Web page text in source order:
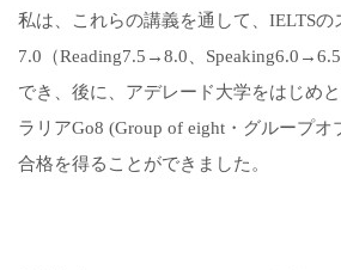
私は、これらの講義を通して、IELTSの
7.0（Reading7.5→8.0、
でき、後に、アデレード大学をはじめ
ラリアGo8 (Group of eight・グループオ
合格を得ることができました。